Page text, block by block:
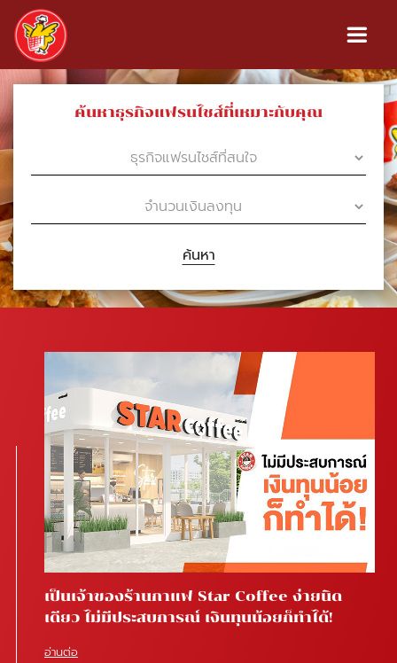
ค้นหาธุรกิจแฟรนไชส์ที่เหมาะกับคุณ
ค้นหา
เป็นเจ้าของร้านกาแฟ Star Coffee ง่ายนิด
เดียว ไม่มีประสบการณ์ เงินทุนน้อยก็ทำได้!
อ่านต่อ